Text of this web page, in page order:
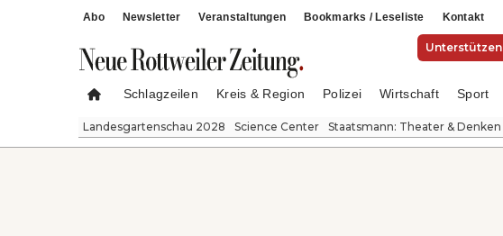
Abo Newsletter Veranstaltungen Bookmarks / Leseliste Kontakt
Unterstützen
Schlagzeilen Kreis & Region Polizei Wirtschaft Sport
Landesgartenschau 2028 Science Center Staatsmann: Theater & Denken